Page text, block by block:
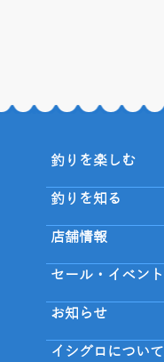
釣りを楽しむ
釣りを知る
店舗情報
セール・イベント
お知らせ
イシグロについて